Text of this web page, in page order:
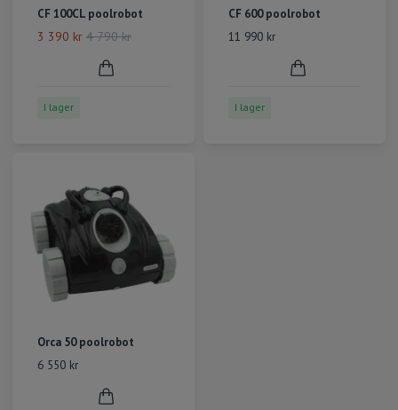
CF 100CL poolrobot
3 390 kr 4 790 kr
I lager
CF 600 poolrobot
11 990 kr
I lager
Orca 50 poolrobot
6 550 kr